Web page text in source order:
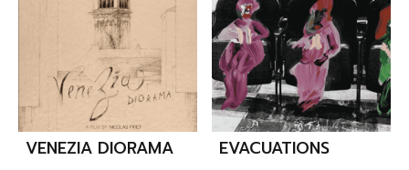
VENEZIA DIORAMA EVACUATIONS